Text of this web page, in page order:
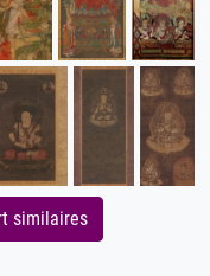
similaires